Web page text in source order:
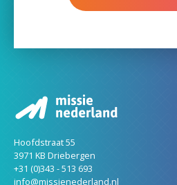
Hoofdstraat 55
3971 KB Driebergen
+31 (0)343 - 513 693
info@missienederland.nl